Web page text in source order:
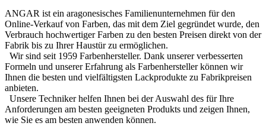
ANGAR ist ein aragonesisches Familienunternehmen für den
Online-Verkauf von Farben, das mit dem Ziel gegründet wurde, den
Verbrauch hochwertiger Farben zu den besten Preisen direkt von der
Fabrik bis zu Ihrer Haustür zu ermöglichen.
Wir sind seit 1959 Farbenhersteller. Dank unserer verbesserten
Formeln und unserer Erfahrung als Farbenhersteller können wir
Ihnen die besten und vielfältigsten Lackprodukte zu Fabrikpreisen
anbieten.
Unsere Techniker helfen Ihnen bei der Auswahl des für Ihre
Anforderungen am besten geeigneten Produkts und zeigen Ihnen,
wie Sie es am besten anwenden können.